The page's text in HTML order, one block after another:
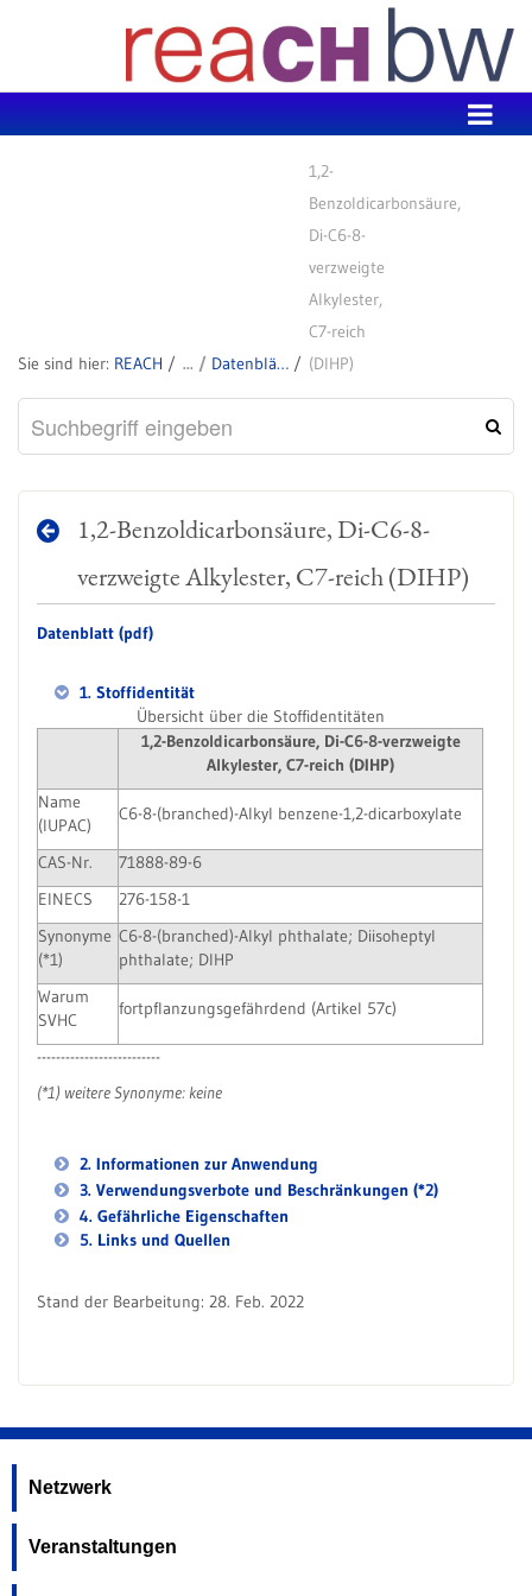
REACH Datenblätter zu SVHC
1,2-
Benzoldicarbonsäure,
Di-C6-8-
verzweigte
Alkylester,
C7-reich
(DIHP)
1,2-Benzoldicarbonsäure, Di-C6-8-
verzweigte Alkylester, C7-reich (DIHP)
Datenblatt (pdf)
1. Stoffidentität
Übersicht über die Stoffidentitäten
1,2-Benzoldicarbonsäure, Di-C6-8-verzweigte
Alkylester, C7-reich (DIHP)
Name
(IUPAC)
C6-8-(branched)-Alkyl benzene-1,2-dicarboxylate
CAS-Nr.
71888-89-6
EINECS
276-158-1
Synonyme
(*1)
C6-8-(branched)-Alkyl phthalate; Diisoheptyl
phthalate; DIHP
Warum
SVHC
fortpflanzungsgefährdend (Artikel 57c)
--------------------------
(*1) weitere Synonyme: keine
2. Informationen zur Anwendung
3. Verwendungsverbote und Beschränkungen (*2)
4. Gefährliche Eigenschaften
5. Links und Quellen
Stand der Bearbeitung: 28. Feb. 2022
Netzwerk
Veranstaltungen